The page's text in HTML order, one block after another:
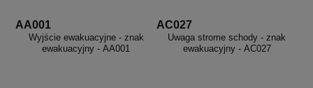
AA001
Wyjście ewakuacyjne - znak
ewakuacyjny - AA001
AC027
Uwaga strome schody - znak
ewakuacyjny - AC027